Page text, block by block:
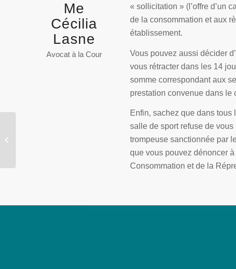
Me
Cécilia
Lasne
Avocat à la Cour
« sollicitation » (l’offre d’un
de la consommation et aux
établissement.
Vous pouvez aussi décider
vous rétracter dans les 14
somme correspondant aux
prestation convenue dans le
Enfin, sachez que dans
salle de sport refuse de
trompeuse sanctionnée par
que vous pouvez dénoncer
Consommation et de la